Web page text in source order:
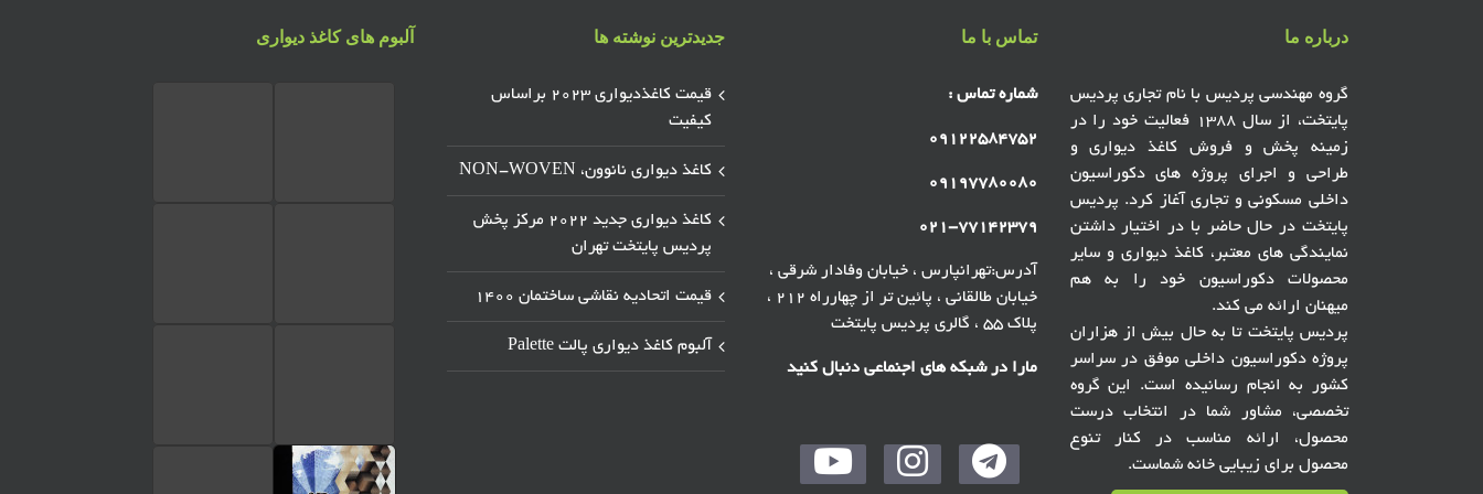
درباره ما
گروه مهندسی پردیس با نام تجاری پردیس
پایتخت، از سال ۱۳۸۸ فعالیت خود را در
زمینه پخش و فروش کاغذ دیواری و
طراحی و اجرای پروژه های دکوراسیون
داخلی مسکونی و تجاری آغاز کرد. پردیس
پایتخت در حال حاضر با در اختیار داشتن
نمایندگی های معتبر، کاغذ دیواری و سایر
محصولات دکوراسیون خود را به هم
میهنان ارائه می کند.
پردیس پایتخت تا به حال بیش از هزاران
پروژه دکوراسیون داخلی موفق در سراسر
کشور به انجام رسانیده است. این گروه
تخصصی، مشاور شما در انتخاب درست
محصول، ارائه مناسب در کنار تنوع
محصول برای زیبایی خانه شماست.
تماس با ما
شماره تماس :
۰۹۱۲۲۵۸۴۷۵۲
۰۹۱۹۷۷۸۰۰۸۰
۰۲۱-۷۷۱۴۲۳۷۹
آدرس:تهرانپارس ، خیابان وفادار شرقی ،
خیابان طالقانی ، پائین تر از چهارراه ۲۱۲ ،
پلاک ۵۵ ، گالری پردیس پایتخت
مارا در شبکه های اجنماعی دنبال کنید
جدیدترین نوشته ها
قیمت کاغذدیواری ۲۰۲۳ براساس
کیفیت
کاغذ دیواری نانوون، NON-WOVEN
کاغذ دیواری جدید ۲۰۲۲ مرکز پخش
پردیس پایتخت تهران
قیمت اتحادیه نقاشی ساختمان ۱۴۰۰
آلبوم کاغذ دیواری پالت Palette
آلبوم های کاغذ دیواری